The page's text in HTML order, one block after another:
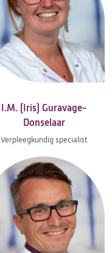
I.M. (Iris) Guravage-
Donselaar
Verpleegkundig specialist